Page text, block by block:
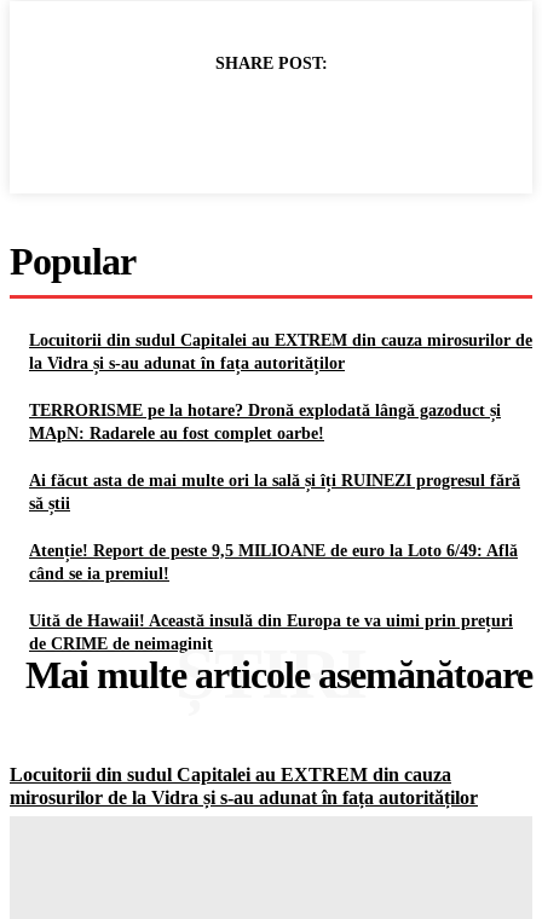
SHARE POST:
Popular
Locuitorii din sudul Capitalei au EXTREM din cauza mirosurilor de
la Vidra și s-au adunat în fața autorităților
TERRORISME pe la hotare? Dronă explodată lângă gazoduct și
MApN: Radarele au fost complet oarbe!
Ai făcut asta de mai multe ori la sală și îți RUINEZI progresul fără
să știi
Atenție! Report de peste 9,5 MILIOANE de euro la Loto 6/49: Află
când se ia premiul!
Uită de Hawaii! Această insulă din Europa te va uimi prin prețuri
de CRIME de neimaginit
Mai multe articole asemănătoare
ȘTIRI
Locuitorii din sudul Capitalei au EXTREM din cauza
mirosurilor de la Vidra și s-au adunat în fața autorităților